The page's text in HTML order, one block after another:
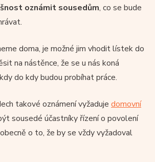
oznámit sousedům, co se bude
doma, je možné jim vhodit lístek do
na nástěnce, že se u nás koná
do kdy budou probíhat práce.
takové oznámení vyžaduje domovní
sousedé účastníky řízení o povolení
o to, že by se vždy vyžadoval